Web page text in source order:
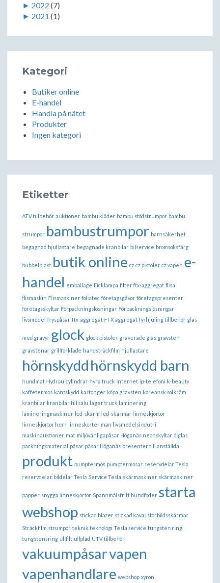
► 2022 (7)
► 2021 (1)
Kategori
Butiker online
E-handel
Handla på nätet
Produkter
Ingen kategori
Etiketter
ATV tillbehör auktioner bambu kläder bambu stödstrumpor bambu
strumpor bambustrumpor barnsäkerhet
begagnad hjullastare begagnade kranbilar bilservice bromsoksfärg
bubbelplast butik online cz cz pistoler cz vapen e-
handel emballage Ficklampa filter ftx-aggregat flisa
flismaskin Flismaskiner foliatec företagsgåvor företagspresenter
företagsskyltar Förpackningslösningar Förpackningslösningar
livsmedel fryspåsar ftx-aggregat FTX aggregat fyrhjuling tillbehör glas
med gravyr glock glock pistoler graverade glas gravsten
gravstenar grillförklade handsträckfilm hjullastare
hörnskydd hörnskydd barn
hundmat Hydraulcylindrar hyra truck internet ip-telefoni k-beauty
kaffetermos kantskydd kartonger köpa gravsten koreansk solkräm
kranbilar kranbilar till salu lager truck laminering
lamineringmaskiner led-skärm led-skärmar linneskjortor
linneskjortor herr linneskorter man livsmedelsindutri
maskinauktioner mat miljövänligapåsar Höganäs neonskyltar ölglas
packningsmaterial påsar påsar Höganäs presenter till anställda
produkt pumptermos pumptermosar reservdelar Tesla
reservdelar. bildelar Tesla Service Tesla skärmaskiner skärmaskiner
papper snygga linneskjortor Spannmålsfritt hundfoder starta
webshop stickad blazer stickad kavaj storbildsskärmar
Sträckfilm strumpor teknik teknologi Tesla service tungsten ring
tungstensring ullfilt ullpläd UTV tillbehör
vakuumpåsarvapen
vapenhandlare webshop xyron